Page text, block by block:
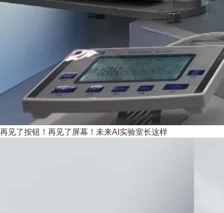
再见了按钮！再见了屏幕！未来AI实验室长这样